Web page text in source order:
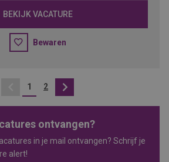
BEKIJK VACATURE
Bewaren
Vorige
1 2
ontvangen?
in je mail ontvangen? Schrijf je
alert!